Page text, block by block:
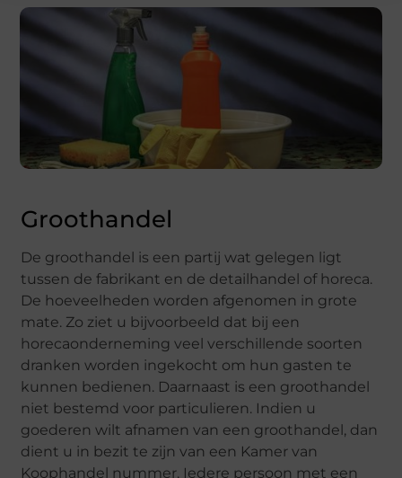
Groothandel
De groothandel is een partij wat gelegen ligt
tussen de fabrikant en de detailhandel of horeca.
De hoeveelheden worden afgenomen in grote
mate. Zo ziet u bijvoorbeeld dat bij een
horecaonderneming veel verschillende soorten
dranken worden ingekocht om hun gasten te
kunnen bedienen. Daarnaast is een groothandel
niet bestemd voor particulieren. Indien u
goederen wilt afnamen van een groothandel, dan
dient u in bezit te zijn van een Kamer van
Koophandel nummer. Iedere persoon met een